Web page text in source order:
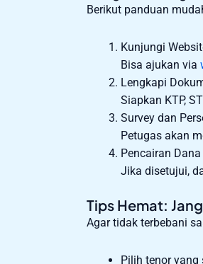
Berikut panduan
Kunjungi
Bisa ajukan via
Lengkapi
Siapkan KTP,
Survey dan
Petugas akan
Pencairan Dana
Jika disetujui,
Tips Hemat:
Agar tidak terbebani
Pilih tenor